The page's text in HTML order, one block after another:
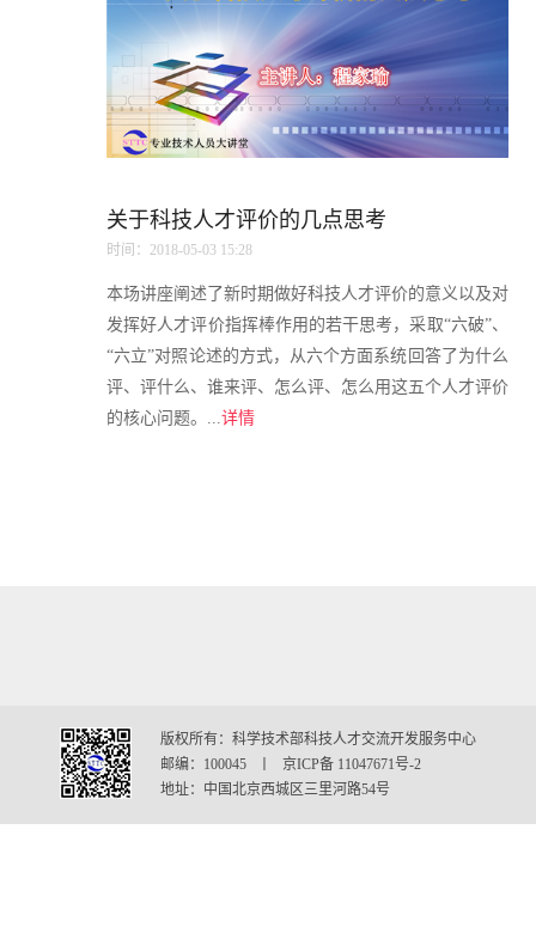
关于科技人才评价的几点思考
时间：2018-05-03 15:28
本场讲座阐述了新时期做好科技人才评价的意义以及对
发挥好人才评价指挥棒作用的若干思考，采取“六破”、
“六立”对照论述的方式，从六个方面系统回答了为什么
评、评什么、谁来评、怎么评、怎么用这五个人才评价
的核心问题。...详情
版权所有：科学技术部科技人才交流开发服务中心
邮编：100045 丨 京ICP备 11047671号-2
地址：中国北京西城区三里河路54号